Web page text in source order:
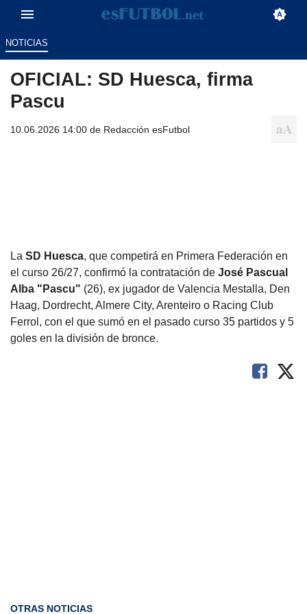
NOTICIAS
OFICIAL: SD Huesca, firma
Pascu
10.06.2026 14:00 de Redacción esFutbol
La SD Huesca, que competirá en Primera Federación en
el curso 26/27, confirmó la contratación de José Pascual
Alba "Pascu" (26), ex jugador de Valencia Mestalla, Den
Haag, Dordrecht, Almere City, Arenteiro o Racing Club
Ferrol, con el que sumó en el pasado curso 35 partidos y 5
goles en la división de bronce.
OTRAS NOTICIAS